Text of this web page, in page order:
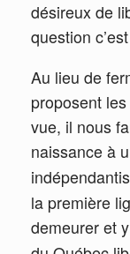
désireux de
question
Au lieu de
proposent
vue, il nous
naissance à
la première
demeurer et